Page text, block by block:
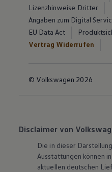
Lizenzhinweise Dritter
Angaben zum Digital
EU Data Act
Vertrag Widerrufen
© Volkswagen 2026
Disclaimer von
Die in dieser
Ausstattungen können
aktuellen deutschen